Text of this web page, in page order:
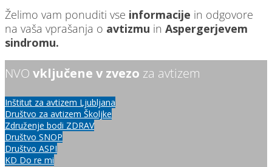
Želimo vam ponuditi vse informacije in odgovore
na vaša vprašanja o avtizmu in Aspergerjevem
sindromu.
NVO vključene v zvezo za avtizem
Inštitut za avtizem Ljubljana
Društvo za avtizem Školjke
Združenje bodi ZDRAV
Društvo SNOP
Društvo ASPI
KD Do re mi